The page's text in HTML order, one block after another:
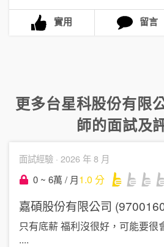
實用 留言
更多台星科股份有限
師的面試及
面試經驗 · 2026 年 8 月
0 ~ 6萬 / 月1.0 分
嘉碩股份有限公司
只有底薪 福利沒很好，可能要很
....